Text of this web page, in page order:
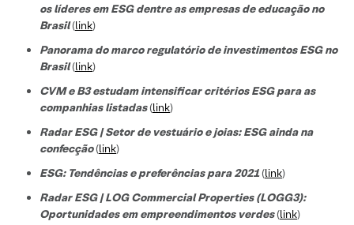
os líderes em ESG dentre as empresas de educação no
Brasil(link)
Panorama do marco regulatório de investimentos ESG no
Brasil(link)
CVM e B3 estudam intensificar critérios ESG para as
companhias listadas(link)
Radar ESG | Setor de vestuário e joias: ESG ainda na
confecção(link)
ESG: Tendências e preferências para 2021(link)
Radar ESG | LOG Commercial Properties (LOGG3):
Oportunidades em empreendimentos verdes(link)